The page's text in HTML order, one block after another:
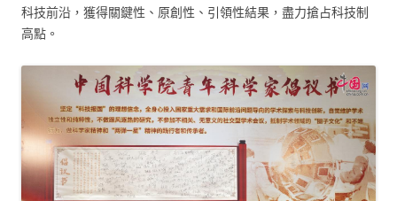
科技前沿，獲得關鍵性、原創性、引領性結果，盡力搶占科技制
高點。